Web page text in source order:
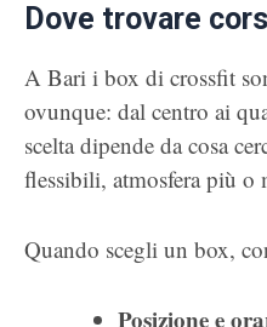
Dove trovare
A Bari i box di crossfit
ovunque: dal centro ai
scelta dipende da cosa
flessibili, atmosfera più o
Quando scegli un box,
Posizione e